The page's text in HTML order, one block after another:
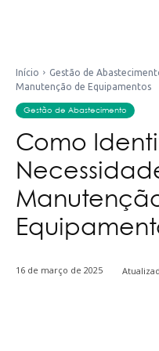
Início Gestão de
Manutenção de Equipamentos
Gestão de Abastecimento
Como
16 de março de 2025